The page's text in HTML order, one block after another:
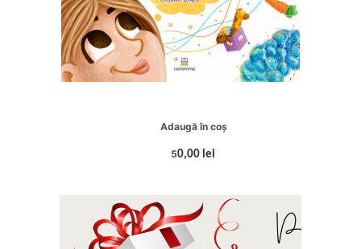
Adaugă în coș
50,00 lei